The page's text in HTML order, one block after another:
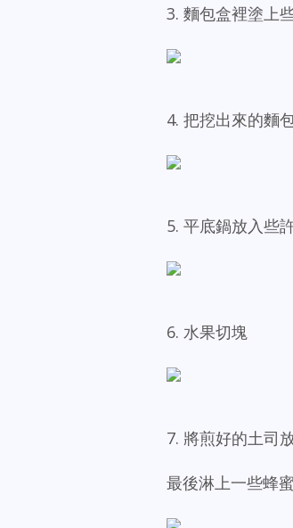
3. 麵包盒裡塗上
4. 把挖出來的麵
5. 平底鍋放入些
6. 水果切塊
7. 將煎好的土司
最後淋上一些蜂